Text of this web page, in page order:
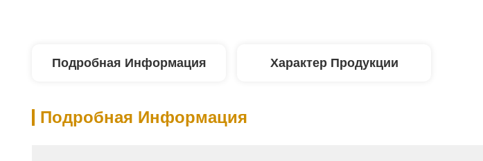
Подробная Информация Характер Продукции
Подробная Информация